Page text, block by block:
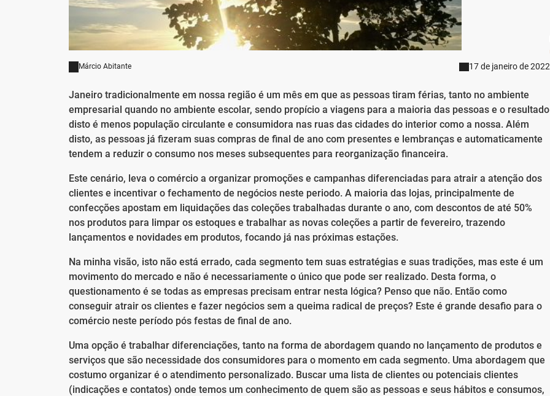
Márcio Abitante 17 de janeiro de 2022
Janeiro tradicionalmente em nossa região é um mês em que as pessoas tiram férias, tanto no ambiente
empresarial quando no ambiente escolar, sendo propício a viagens para a maioria das pessoas e o resultado
disto é menos população circulante e consumidora nas ruas das cidades do interior como a nossa. Além
disto, as pessoas já fizeram suas compras de final de ano com presentes e lembranças e automaticamente
tendem a reduzir o consumo nos meses subsequentes para reorganização financeira.
Este cenário, leva o comércio a organizar promoções e campanhas diferenciadas para atrair a atenção dos
clientes e incentivar o fechamento de negócios neste periodo. A maioria das lojas, principalmente de
confecções apostam em liquidações das coleções trabalhadas durante o ano, com descontos de até 50%
nos produtos para limpar os estoques e trabalhar as novas coleções a partir de fevereiro, trazendo
lançamentos e novidades em produtos, focando já nas próximas estações.
Na minha visão, isto não está errado, cada segmento tem suas estratégias e suas tradições, mas este é um
movimento do mercado e não é necessariamente o único que pode ser realizado. Desta forma, o
questionamento é se todas as empresas precisam entrar nesta lógica? Penso que não. Então como
conseguir atrair os clientes e fazer negócios sem a queima radical de preços? Este é grande desafio para o
comércio neste período pós festas de final de ano.
Uma opção é trabalhar diferenciações, tanto na forma de abordagem quando no lançamento de produtos e
serviços que são necessidade dos consumidores para o momento em cada segmento. Uma abordagem que
costumo organizar é o atendimento personalizado. Buscar uma lista de clientes ou potenciais clientes
(indicações e contatos) onde temos um conhecimento de quem são as pessoas e seus hábitos e consumos,